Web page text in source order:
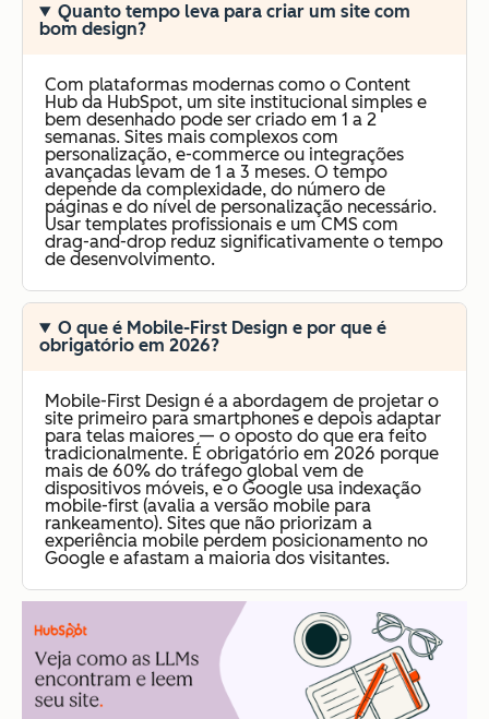
Quanto tempo leva para criar um site com
bom design?
Com plataformas modernas como o Content
Hub da HubSpot, um site institucional simples e
bem desenhado pode ser criado em 1 a 2
semanas. Sites mais complexos com
personalização, e-commerce ou integrações
avançadas levam de 1 a 3 meses. O tempo
depende da complexidade, do número de
páginas e do nível de personalização necessário.
Usar templates profissionais e um CMS com
drag-and-drop reduz significativamente o tempo
de desenvolvimento.
O que é Mobile-First Design e por que é
obrigatório em 2026?
Mobile-First Design é a abordagem de projetar o
site primeiro para smartphones e depois adaptar
para telas maiores — o oposto do que era feito
tradicionalmente. É obrigatório em 2026 porque
mais de 60% do tráfego global vem de
dispositivos móveis, e o Google usa indexação
mobile-first (avalia a versão mobile para
rankeamento). Sites que não priorizam a
experiência mobile perdem posicionamento no
Google e afastam a maioria dos visitantes.